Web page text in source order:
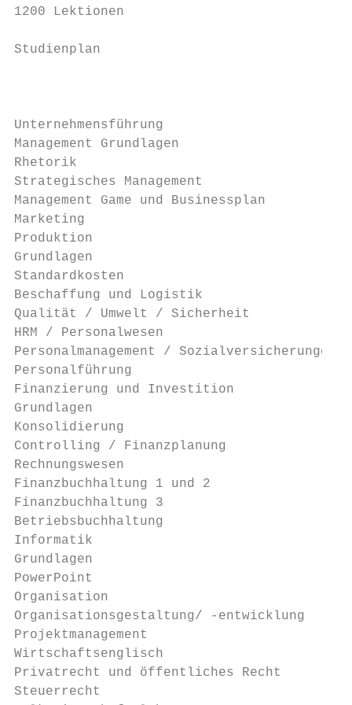
1200 Lektionen
Studienplan
Unternehmensführung
Management Grundlagen
Rhetorik
Strategisches Management
Management Game und Businessplan
Marketing
Produktion
Grundlagen
Standardkosten
Beschaffung und Logistik
Qualität / Umwelt / Sicherheit
HRM / Personalwesen
Personalmanagement /
Personalführung
Finanzierung und Investition
Grundlagen
Konsolidierung
Controlling / Finanzplanung
Rechnungswesen
Finanzbuchhaltung 1 und 2
Finanzbuchhaltung 3
Betriebsbuchhaltung
Informatik
Grundlagen
PowerPoint
Organisation
Organisationsgestaltung/ -
Projektmanagement
Wirtschaftsenglisch
Privatrecht und öffentliches Recht
Steuerrecht